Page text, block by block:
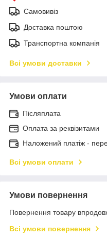
Самовивіз
Доставка поштою
Транспортна компанія
Всі умови доставки
Умови оплати
Післяплата
Оплата за реквізитами
Наложений платіж -
Всі умови оплати
Умови повернення
Повернення товару
Всі умови повернення